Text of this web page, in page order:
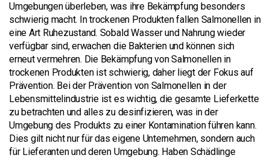
Umgebungen überleben, was ihre Bekämpfung besonders
schwierig macht. In trockenen Produkten fallen Salmonellen in
eine Art Ruhezustand. Sobald Wasser und Nahrung wieder
verfügbar sind, erwachen die Bakterien und können sich
erneut vermehren. Die Bekämpfung von Salmonellen in
trockenen Produkten ist schwierig, daher liegt der Fokus auf
Prävention. Bei der Prävention von Salmonellen in der
Lebensmittelindustrie ist es wichtig, die gesamte Lieferkette
zu betrachten und alles zu desinfizieren, was in der
Umgebung des Produkts zu einer Kontamination führen kann.
Dies gilt nicht nur für das eigene Unternehmen, sondern auch
für Lieferanten und deren Umgebung. Haben Schädlinge